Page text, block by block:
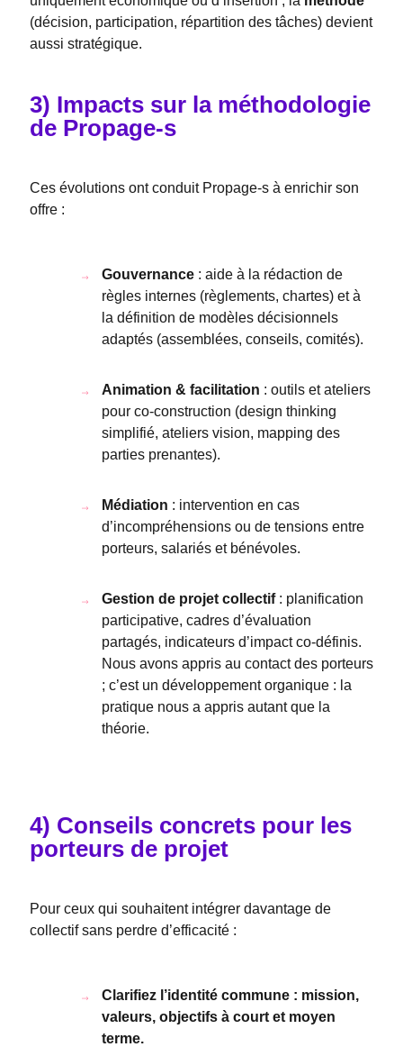
(décision, participation, répartition des tâches) devient
aussi stratégique.
3) Impacts sur la méthodologie
de Propage-s
Ces évolutions ont conduit Propage-s à enrichir son
offre :
Gouvernance: aide à la rédaction de
règles internes (règlements, chartes) et à
la définition de modèles décisionnels
adaptés (assemblées, conseils, comités).
Animation & facilitation : outils et ateliers
pour co-construction (design thinking
simplifié, ateliers vision, mapping des
parties prenantes).
Médiation : intervention en cas
d’incompréhensions ou de tensions entre
porteurs, salariés et bénévoles.
Gestion de projet collectif: planification
participative, cadres d’évaluation
partagés, indicateurs d’impact co-définis.
Nous avons appris au contact des porteurs
; c’est un développement organique : la
pratique nous a appris autant que la
théorie.
4) Conseils concrets pour les
porteurs de projet
Pour ceux qui souhaitent intégrer davantage de
collectif sans perdre d’efficacité :
Clarifiez l’identité commune : mission,
valeurs, objectifs à court et moyen
terme.